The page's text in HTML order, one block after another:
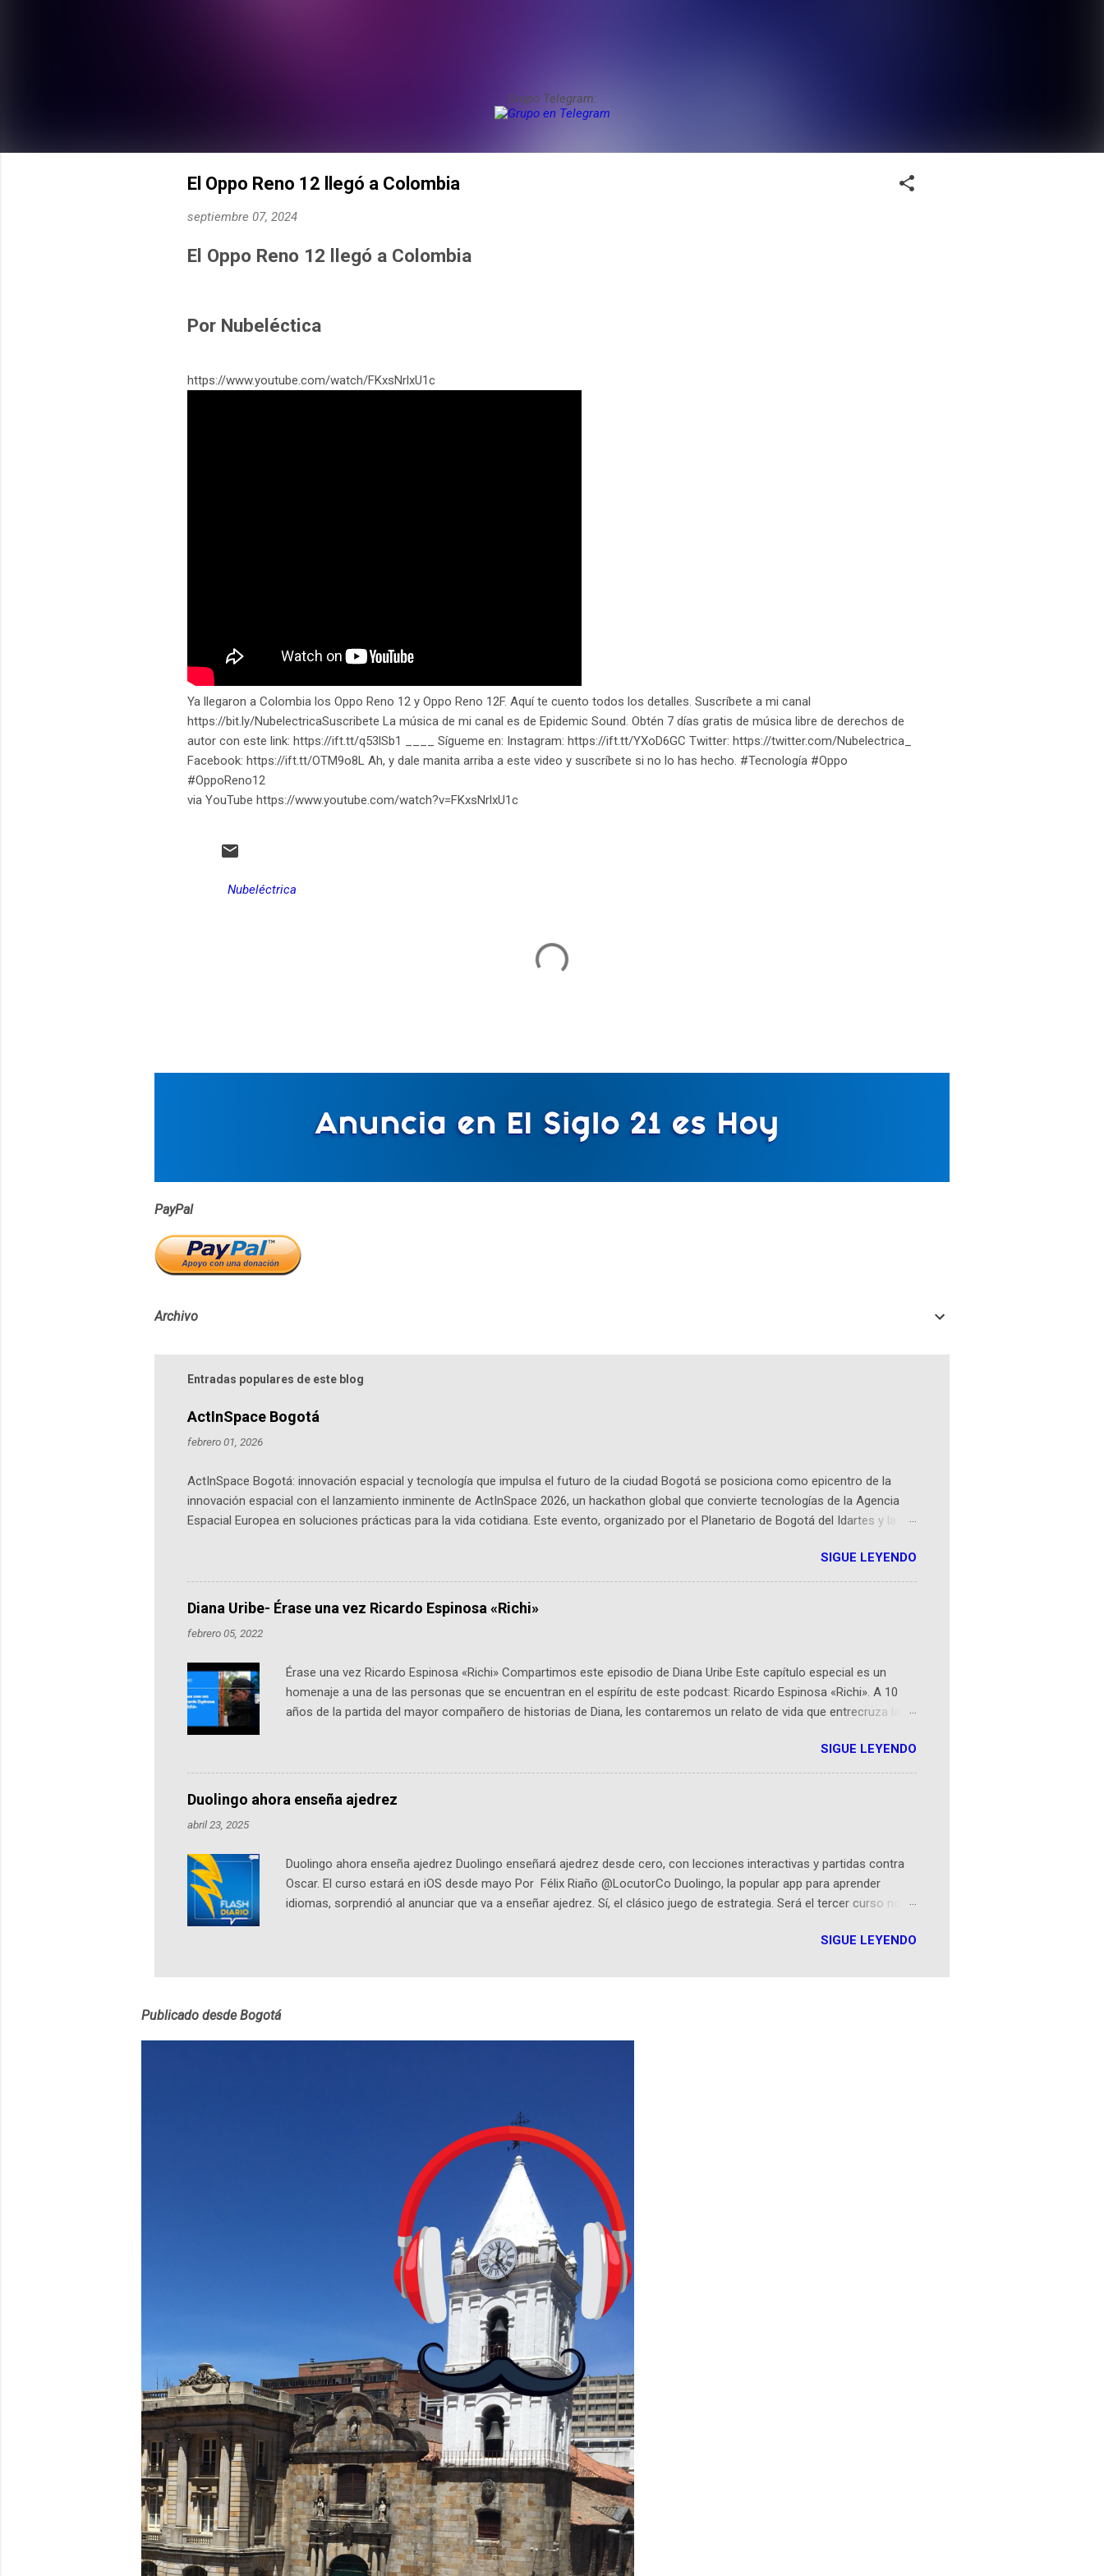
Grupo Telegram:
El Oppo Reno 12 llegó a Colombia
septiembre 07, 2024
El Oppo Reno 12 llegó a Colombia
Por Nubeléctica
https://www.youtube.com/watch/FKxsNrlxU1c
Ya llegaron a Colombia los Oppo Reno 12 y Oppo Reno 12F. Aquí te cuento todos los detalles. Suscríbete a mi canal
https://bit.ly/NubelectricaSuscribete La música de mi canal es de Epidemic Sound. Obtén 7 días gratis de música libre de derechos de
autor con este link: https://ift.tt/q53lSb1 ____ Sígueme en: Instagram: https://ift.tt/YXoD6GC Twitter: https://twitter.com/Nubelectrica_
Facebook: https://ift.tt/OTM9o8L Ah, y dale manita arriba a este video y suscríbete si no lo has hecho. #Tecnología #Oppo
#OppoReno12
via YouTube https://www.youtube.com/watch?v=FKxsNrlxU1c
Nubeléctrica
a
PayPal
Archivo
Entradas populares de este blog
ActInSpace Bogotá
febrero 01, 2026
ActInSpace Bogotá: innovación espacial y tecnología que impulsa el futuro de la ciudad Bogotá se posiciona como epicentro de la
innovación espacial con el lanzamiento inminente de ActInSpace 2026, un hackathon global que convierte tecnologías de la Agencia
Espacial Europea en soluciones prácticas para la vida cotidiana. Este evento, organizado por el Planetario de Bogotá del Idartes y la
emprendedores y estudiantes. Qué es ActInSpace y por qué importa en Bogotá ActInSpace es una competencia mundial que opera en
más de 60 ciudades, donde participantes tienen 24 horas para idear startups basadas en tecnologías espaciales como satélites y
datos orbitales. En Bogotá, arranca con un evento gratuito el 30 de enero a las 10:00 a. m. en el Planetario (calle 26B #5-93), in...
SIGUE LEYENDO
Diana Uribe- Érase una vez Ricardo Espinosa «Richi»
febrero 05, 2022
Érase una vez Ricardo Espinosa «Richi» Compartimos este episodio de Diana Uribe Este capítulo especial es un
homenaje a una de las personas que se encuentran en el espíritu de este podcast: Ricardo Espinosa «Richi». A 10
años de la partida del mayor compañero de historias de Diana, les contaremos un relato de vida que entrecruza la
podcast, de dónde viene "la fuerza poderosa", del relato viviente que encarna una joven librera de Barichara y de
nuestro protagonista: un personaje de gabán y sombrero que parecía sacado directamente de una novela de espías
Notas del episodio: -La colección Ricardo Espinosa: los cómics, las novelas y los libros reunidos por Richi hoy se
pueden consultar en la Biblioteca Luis Ángel Arango ¡Síguenos en nuestras Redes Sociales! Facebook:
SIGUE LEYENDO
Duolingo ahora enseña ajedrez
abril 23, 2025
Duolingo ahora enseña ajedrez Duolingo enseñará ajedrez desde cero, con lecciones interactivas y partidas contra
Oscar. El curso estará en iOS desde mayo Por Félix Riaño @LocutorCo Duolingo, la popular app para aprender
idiomas, sorprendió al anunciar que va a enseñar ajedrez. Sí, el clásico juego de estrategia. Será el tercer curso no
estará disponible primero en inglés. Los usuarios aprenderán desde lo más básico, como mover un alfil, hasta jugar
personajes simpáticos y ayudas visuales. ¿Será posible que una app que antes nos enseñó francés, ahora nos
SIGUE LEYENDO
Publicado desde Bogotá